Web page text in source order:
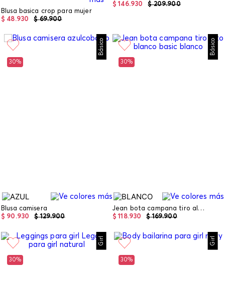
Blusa basica crop para mujer
$ 69.900
$ 48.930
$ 209.900
$ 146.930
Básico
30%
Blusa camisera
$ 129.900
$ 90 .930
Básico
30%
Jean bota campana tiro alto blanco basic
$ 169.900
$ 118.930
Girl
30%
Girl
30%